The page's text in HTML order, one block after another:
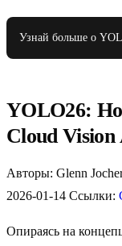
Узнай больше о
YOLO26:
Cloud Vision
Авторы: Glenn
2026-01-14 Ссылки:
Опираясь на